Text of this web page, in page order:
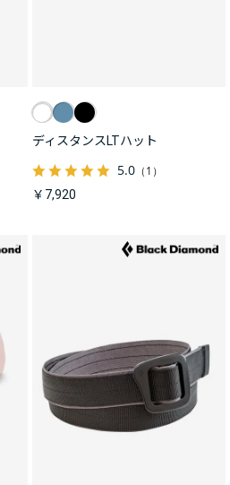
ディスタンスLTハット
5.0（1）
￥7,920